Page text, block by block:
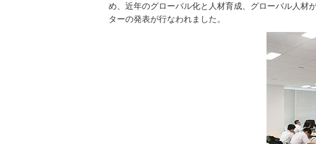
め、近年のグローバル化と人材育成、グローバル人材
ターの発表が行なわれました。